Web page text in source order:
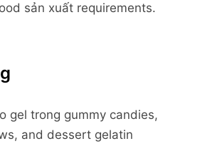
sản xuất requirements.
gel trong gummy candies,
and dessert gelatin